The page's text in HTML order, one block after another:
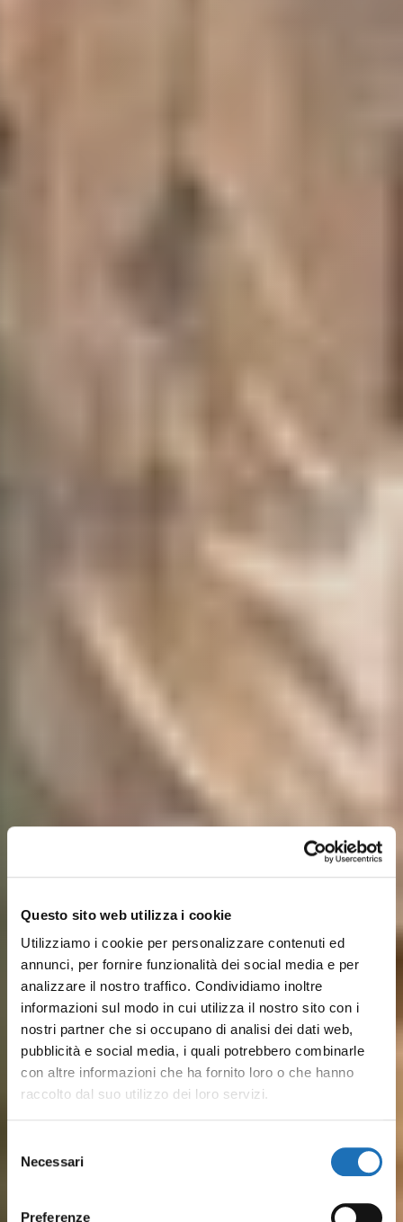
Questo sito web utilizza i cookie
Utilizziamo i cookie per personalizzare contenuti ed
annunci, per fornire funzionalità dei social media e per
analizzare il nostro traffico. Condividiamo inoltre
informazioni sul modo in cui utilizza il nostro sito con i
nostri partner che si occupano di analisi dei dati web,
pubblicità e social media, i quali potrebbero combinarle
con altre informazioni che ha fornito loro o che hanno
raccolto dal suo utilizzo dei loro servizi.
delNecessari
Preferenze
disegnato da Leonardo, storia
marinara e vita quotidiana si
incontrano tra le case
romagnoli: Il gusto vero del
borgo marinaro è in ristoranti
luoghi della cultura
Pineta, parchi cittadini, colline
verdeggianti a pochi km e
tantissime SPA: Cesenatico è
aspettano esperienze
più tranquilli, il mare di
divertimento e tradizione